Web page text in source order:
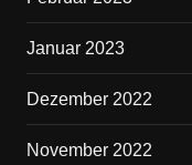
Januar 2023
Dezember 2022
November 2022